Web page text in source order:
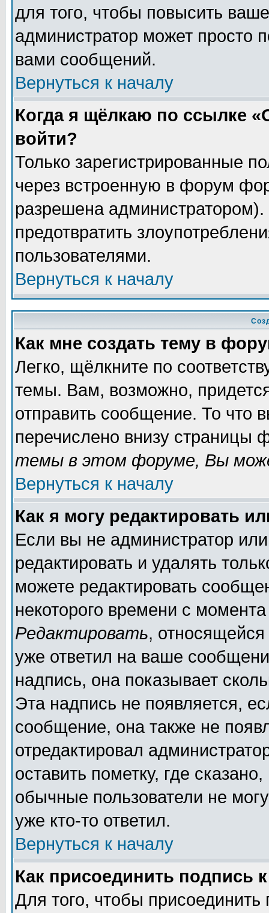
для того, чтобы повысить
администратор может просто
вами сообщений.
Вернуться к началу
Когда я щёлкаю по ссылке
войти?
Только зарегистрированные
через встроенную в форум
разрешена
предотвратить
пользователями.
Вернуться к началу
Как мне создать тему в
Легко, щёлкните по
темы. Вам, возможно,
отправить сообщение. То что
перечислено внизу страницы
темы в этом форуме, Вы
Вернуться к началу
Как я могу редактировать
Если вы не администратор
редактировать и удалять
можете редактировать
некоторого времени с
Редактировать,
уже ответил на ваше
надпись, она показывает
Эта надпись не появляется,
сообщение, она также не
отредактировал
оставить пометку, где
обычные пользователи не
уже кто-то ответил.
Вернуться к началу
Как присоединить подпись
Для того, чтобы